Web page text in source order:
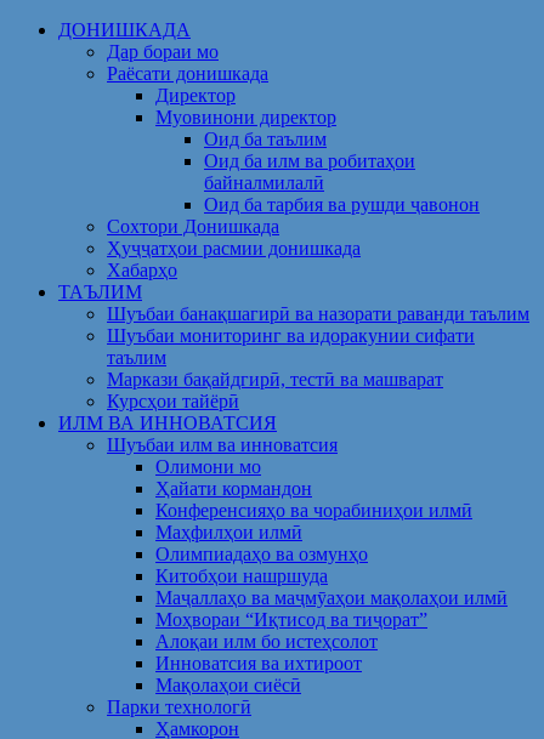
Skip
ДОНИШКАДА
Дар бораи мо
Раёсати донишкада
Директор
Муовинони директор
Оид ба таълим
Оид ба илм ва робитаҳои
байналмилалӣ
Оид ба тарбия ва рушди ҷавонон
Сохтори Донишкада
Ҳуҷҷатҳои расмии донишкада
Хабарҳо
ТАЪЛИМ
Шуъбаи банақшагирӣ ва назорати раванди таълим
Шуъбаи мониторинг ва идоракунии сифати
таълим
Маркази бақайдгирӣ, тестӣ ва машварат
Курсҳои тайёрӣ
ИЛМ ВА ИННОВАТСИЯ
Шуъбаи илм ва инноватсия
Олимони мо
Ҳайати кормандон
Конференсияҳо ва чорабиниҳои илмӣ
Маҳфилҳои илмӣ
Олимпиадаҳо ва озмунҳо
Китобҳои нашршуда
Маҷаллаҳо ва маҷмӯаҳои мақолаҳои илмӣ
Моҳвораи “Иқтисод ва тиҷорат”
Алоқаи илм бо истеҳсолот
Инноватсия ва ихтироот
Мақолаҳои сиёсӣ
Парки технологӣ
Ҳамкорон